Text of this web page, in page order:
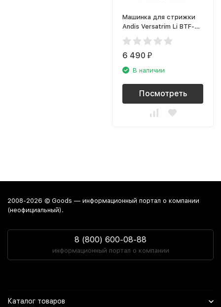
Машинка для стрижки
Andis Versatrim Li BTF-3
(триммер)
6 490₽
В наличии
Посмотреть
2008-2026 © Goods — информационный портал о компании
(неофициальный).
8 (800) 600-08-88
информационный портал о компании
Каталог товаров